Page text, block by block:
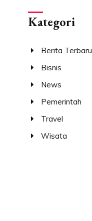
Kategori
Berita Terbaru
Bisnis
News
Pemerintah
Travel
Wisata